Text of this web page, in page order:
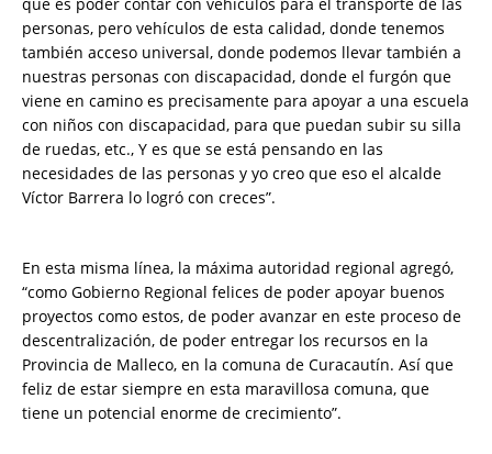
personas, pero vehículos de esta calidad, donde tenemos
también acceso universal, donde podemos llevar también a
nuestras personas con discapacidad, donde el furgón que
viene en camino es precisamente para apoyar a una escuela
con niños con discapacidad, para que puedan subir su silla
de ruedas, etc., Y es que se está pensando en las
necesidades de las personas y yo creo que eso el alcalde
Víctor Barrera lo logró con creces”.
En esta misma línea, la máxima autoridad regional agregó,
“como Gobierno Regional felices de poder apoyar buenos
proyectos como estos, de poder avanzar en este proceso de
descentralización, de poder entregar los recursos en la
Provincia de Malleco, en la comuna de Curacautín. Así que
feliz de estar siempre en esta maravillosa comuna, que
tiene un potencial enorme de crecimiento”.